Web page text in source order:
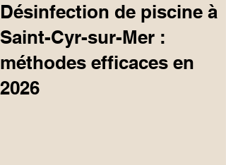
Désinfection de piscine à
Saint-Cyr-sur-Mer :
méthodes efficaces en
2026